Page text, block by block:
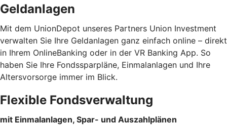
Geldanlagen
Mit dem UnionDepot unseres Partners Union Investment
verwalten Sie Ihre Geldanlagen ganz einfach online – direkt
in Ihrem OnlineBanking oder in der VR Banking App. So
haben Sie Ihre Fondssparpläne, Einmalanlagen und Ihre
Altersvorsorge immer im Blick.
Flexible Fondsverwaltung
mit Einmalanlagen, Spar- und Auszahlplänen